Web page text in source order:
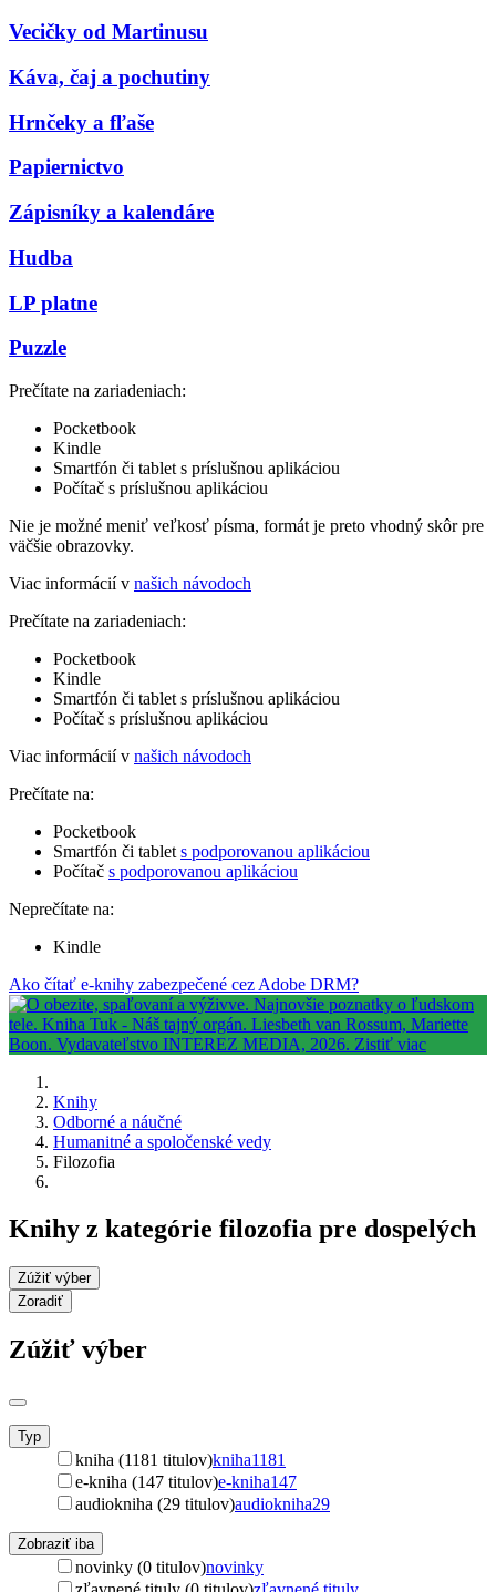
Vecičky od Martinusu
Káva, čaj a pochutiny
Hrnčeky a fľaše
Papiernictvo
Zápisníky a kalendáre
Hudba
LP platne
Puzzle
Prečítate na zariadeniach:
Pocketbook
Kindle
Smartfón či tablet s príslušnou aplikáciou
Počítač s príslušnou aplikáciou
Nie je možné meniť veľkosť písma, formát je preto vhodný skôr pre
väčšie obrazovky.
Viac informácií v našich návodoch
Prečítate na zariadeniach:
Pocketbook
Kindle
Smartfón či tablet s príslušnou aplikáciou
Počítač s príslušnou aplikáciou
Viac informácií v našich návodoch
Prečítate na:
Pocketbook
Smartfón či tablet s podporovanou aplikáciou
Počítač s podporovanou aplikáciou
Neprečítate na:
Kindle
Ako čítať e-knihy zabezpečené cez Adobe DRM?
Knihy
Odborné a náučné
Humanitné a spoločenské vedy
Filozofia
Knihy z kategórie filozofia pre dospelých
Zúžiť výber
Zoradiť
Zúžiť výber
Typ
kniha (1181 titulov)kniha1181
e-kniha (147 titulov)e-kniha147
audiokniha (29 titulov)audiokniha29
Zobraziť iba
novinky (0 titulov)novinky